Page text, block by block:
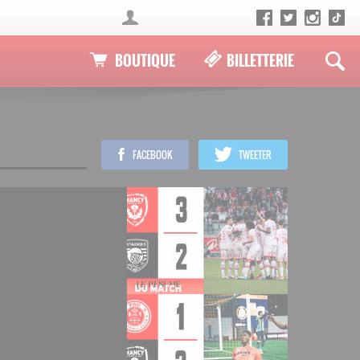
BOUTIQUE BILLETTERIE
FACEBOOK TWEETER